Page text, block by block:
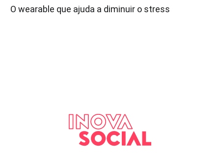
O wearable que ajuda a diminuir o stress